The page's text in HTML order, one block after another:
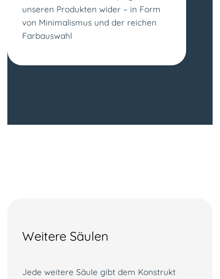
unseren Produkten wider – in Form
von Minimalismus und der reichen
Farbauswahl
Weitere Säulen
Jede weitere Säule gibt dem Konstrukt